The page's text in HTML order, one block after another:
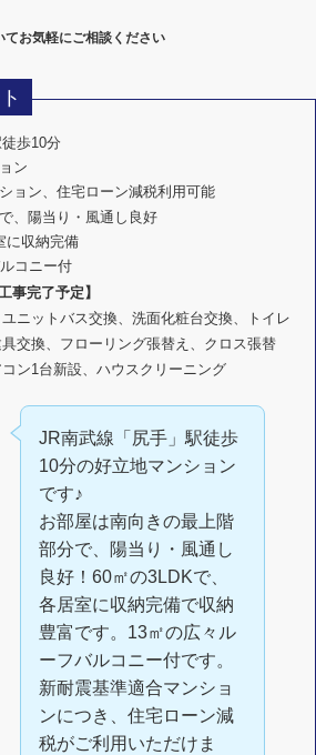
お気軽にご相談ください
歩10分
ン
ョン、住宅ローン減税利用可能
、陽当り・風通し良好
に収納完備
コニー付
事完了予定】
ニットバス交換、洗面化粧台交換、トイレ
交換、フローリング張替え、クロス張替
ン1台新設、ハウスクリーニング
JR南武線「尻手」駅徒歩
10分の好立地マンション
です♪
お部屋は南向きの最上階
部分で、陽当り・風通し
良好！60㎡の3LDKで、
各居室に収納完備で収納
豊富です。13㎡の広々ル
ーフバルコニー付です。
新耐震基準適合マンショ
ンにつき、住宅ローン減
税がご利用いただけま